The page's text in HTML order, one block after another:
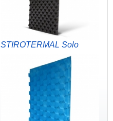
STIROTERMAL Solo